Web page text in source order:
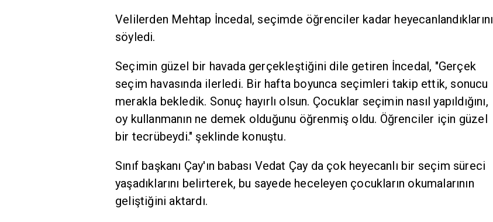
Velilerden Mehtap İncedal, seçimde öğrenciler kadar heyecanlandıklarını
söyledi.
Seçimin güzel bir havada gerçekleştiğini dile getiren İncedal, "Gerçek
seçim havasında ilerledi. Bir hafta boyunca seçimleri takip ettik, sonucu
merakla bekledik. Sonuç hayırlı olsun. Çocuklar seçimin nasıl yapıldığını,
oy kullanmanın ne demek olduğunu öğrenmiş oldu. Öğrenciler için güzel
bir tecrübeydi." şeklinde konuştu.
Sınıf başkanı Çay'ın babası Vedat Çay da çok heyecanlı bir seçim süreci
yaşadıklarını belirterek, bu sayede heceleyen çocukların okumalarının
geliştiğini aktardı.